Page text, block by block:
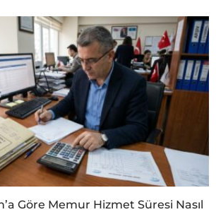
Göre Memur Hizmet Süresi Nasıl